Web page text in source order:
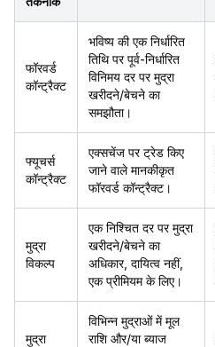
फॉरवर्ड
कॉन्ट्रैक्ट
भविष्य की एक निर्धारित
तिथि पर पूर्व-निर्धारित
विनिमय दर पर मुद्रा
खरीदने/बेचने का
समझौता।
फ्यूचर्स
कॉन्ट्रैक्ट
एक्सचेंज पर ट्रेड किए
जाने वाले मानकीकृत
फॉरवर्ड कॉन्ट्रैक्ट।
मुद्रा
विकल्प
एक निश्चित दर पर मुद्रा
खरीदने/बेचने का
अधिकार, दायित्व नहीं,
एक प्रीमियम के लिए।
मुद्रा
विभिन्न मुद्राओं में मूल
राशि और/या ब्याज